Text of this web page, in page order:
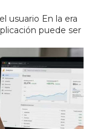
usuario En la era
puede ser